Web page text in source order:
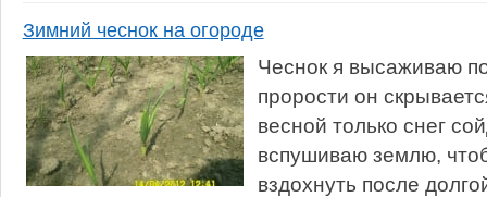
Зимний чеснок на огороде
Чеснок я высаживаю
прорости он
весной только снег
вспушиваю землю,
вздохнуть после